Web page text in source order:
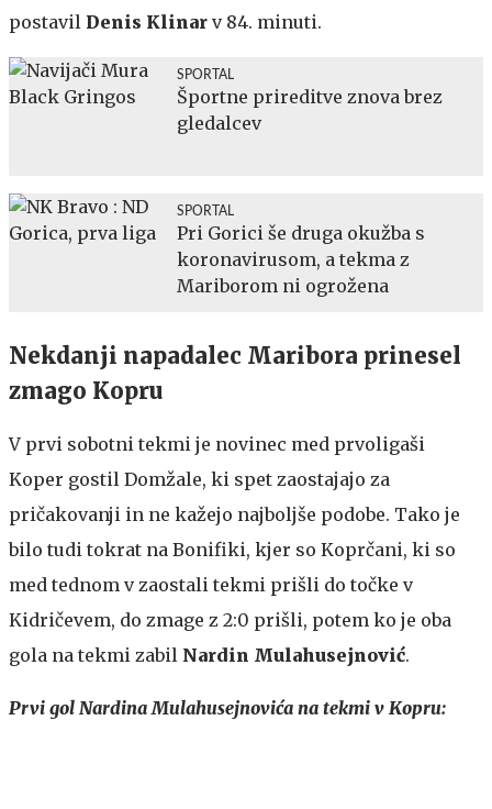
postavil Denis Klinar v 84. minuti.
SPORTAL
Športne prireditve znova brez
gledalcev
SPORTAL
Pri Gorici še druga okužba s
koronavirusom, a tekma z
Mariborom ni ogrožena
Nekdanji napadalec Maribora prinesel
zmago Kopru
V prvi sobotni tekmi je novinec med prvoligaši
Koper gostil Domžale, ki spet zaostajajo za
pričakovanji in ne kažejo najboljše podobe. Tako je
bilo tudi tokrat na Bonifiki, kjer so Koprčani, ki so
med tednom v zaostali tekmi prišli do točke v
Kidričevem, do zmage z 2:0 prišli, potem ko je oba
gola na tekmi zabil Nardin Mulahusejnović.
Prvi gol Nardina Mulahusejnovića na tekmi v Kopru: